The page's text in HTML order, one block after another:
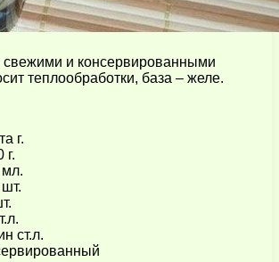
свежими и консервированными
теплообработки, база – желе.
г.
г.
ст.л.